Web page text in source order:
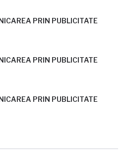
PRIN PUBLICITATE
PRIN PUBLICITATE
PRIN PUBLICITATE